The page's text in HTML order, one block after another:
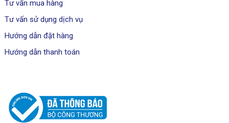
Tư vấn mua hàng
Tư vấn sử dụng dịch vụ
Hướng dẫn đặt hàng
Hướng dẫn thanh toán